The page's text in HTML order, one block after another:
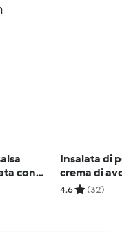
con
Insalata di
crema di
4.6 (32)